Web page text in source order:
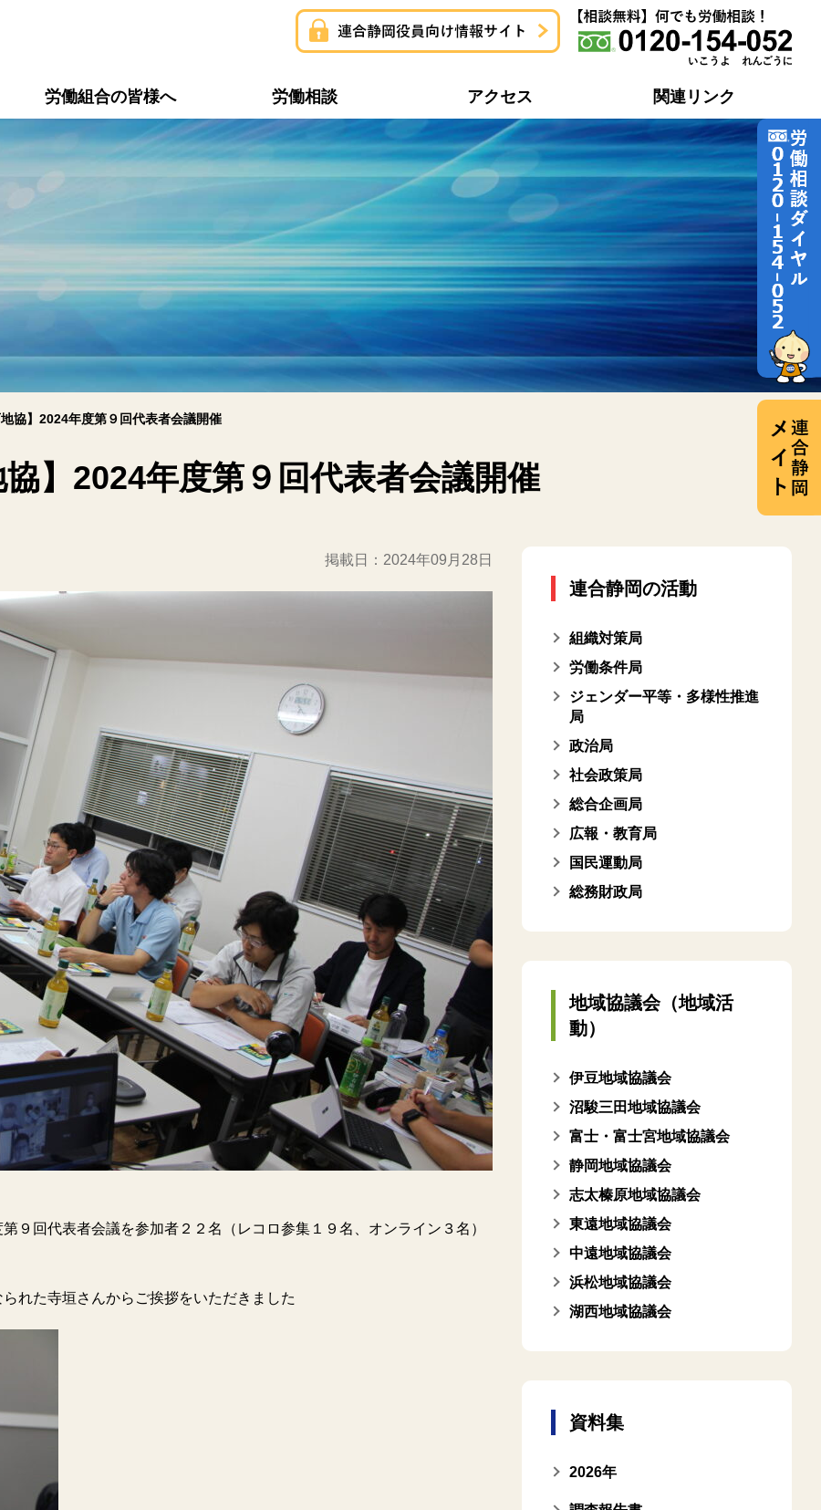
構成組織一覧 地域協議会一覧
連合静岡ユニオン 労働問題どう解決するの？
労働組合の皆様へ
推薦・支持議員一覧 地域協議会活動報告一覧
労働相談 アクセス 関連リンク
地協】2024年度第９回代表者会議開催
協】2024年度第９回代表者会議開催
掲載日： 2024年09月28日
９回代表者会議を参加者２２名（レコロ参集１９名、オンライン３名）
れた寺垣さんからご挨拶をいただきました
連合静岡の活動
組織対策局
労働条件局
ジェンダー平等・多様性推進
局
政治局
社会政策局
総合企画局
広報・教育局
国民運動局
総務財政局
地域協議会（地域活
動）
伊豆地域協議会
沼駿三田地域協議会
富士・富士宮地域協議会
静岡地域協議会
志太榛原地域協議会
東遠地域協議会
中遠地域協議会
浜松地域協議会
湖西地域協議会
資料集
2026年